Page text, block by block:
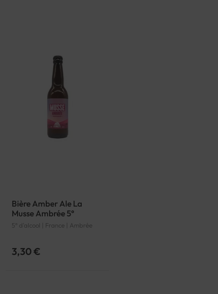
Bière Amber Ale La
Musse Ambrée 5°
5° d'alcool | France | Ambrée
3,30 €